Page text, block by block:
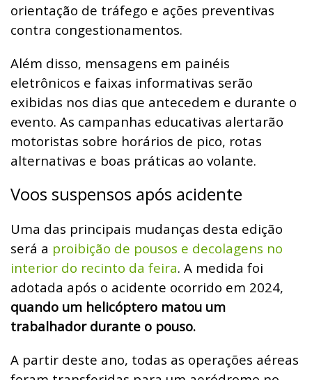
orientação de tráfego e ações preventivas
contra congestionamentos.
Além disso, mensagens em painéis
eletrônicos e faixas informativas serão
exibidas nos dias que antecedem e durante o
evento. As campanhas educativas alertarão
motoristas sobre horários de pico, rotas
alternativas e boas práticas ao volante.
Voos suspensos após acidente
Uma das principais mudanças desta edição
será a proibição de pousos e decolagens no
interior do recinto da feira. A medida foi
adotada após o acidente ocorrido em 2024,
quando um helicóptero matou um
trabalhador durante o pouso.
A partir deste ano, todas as operações aéreas